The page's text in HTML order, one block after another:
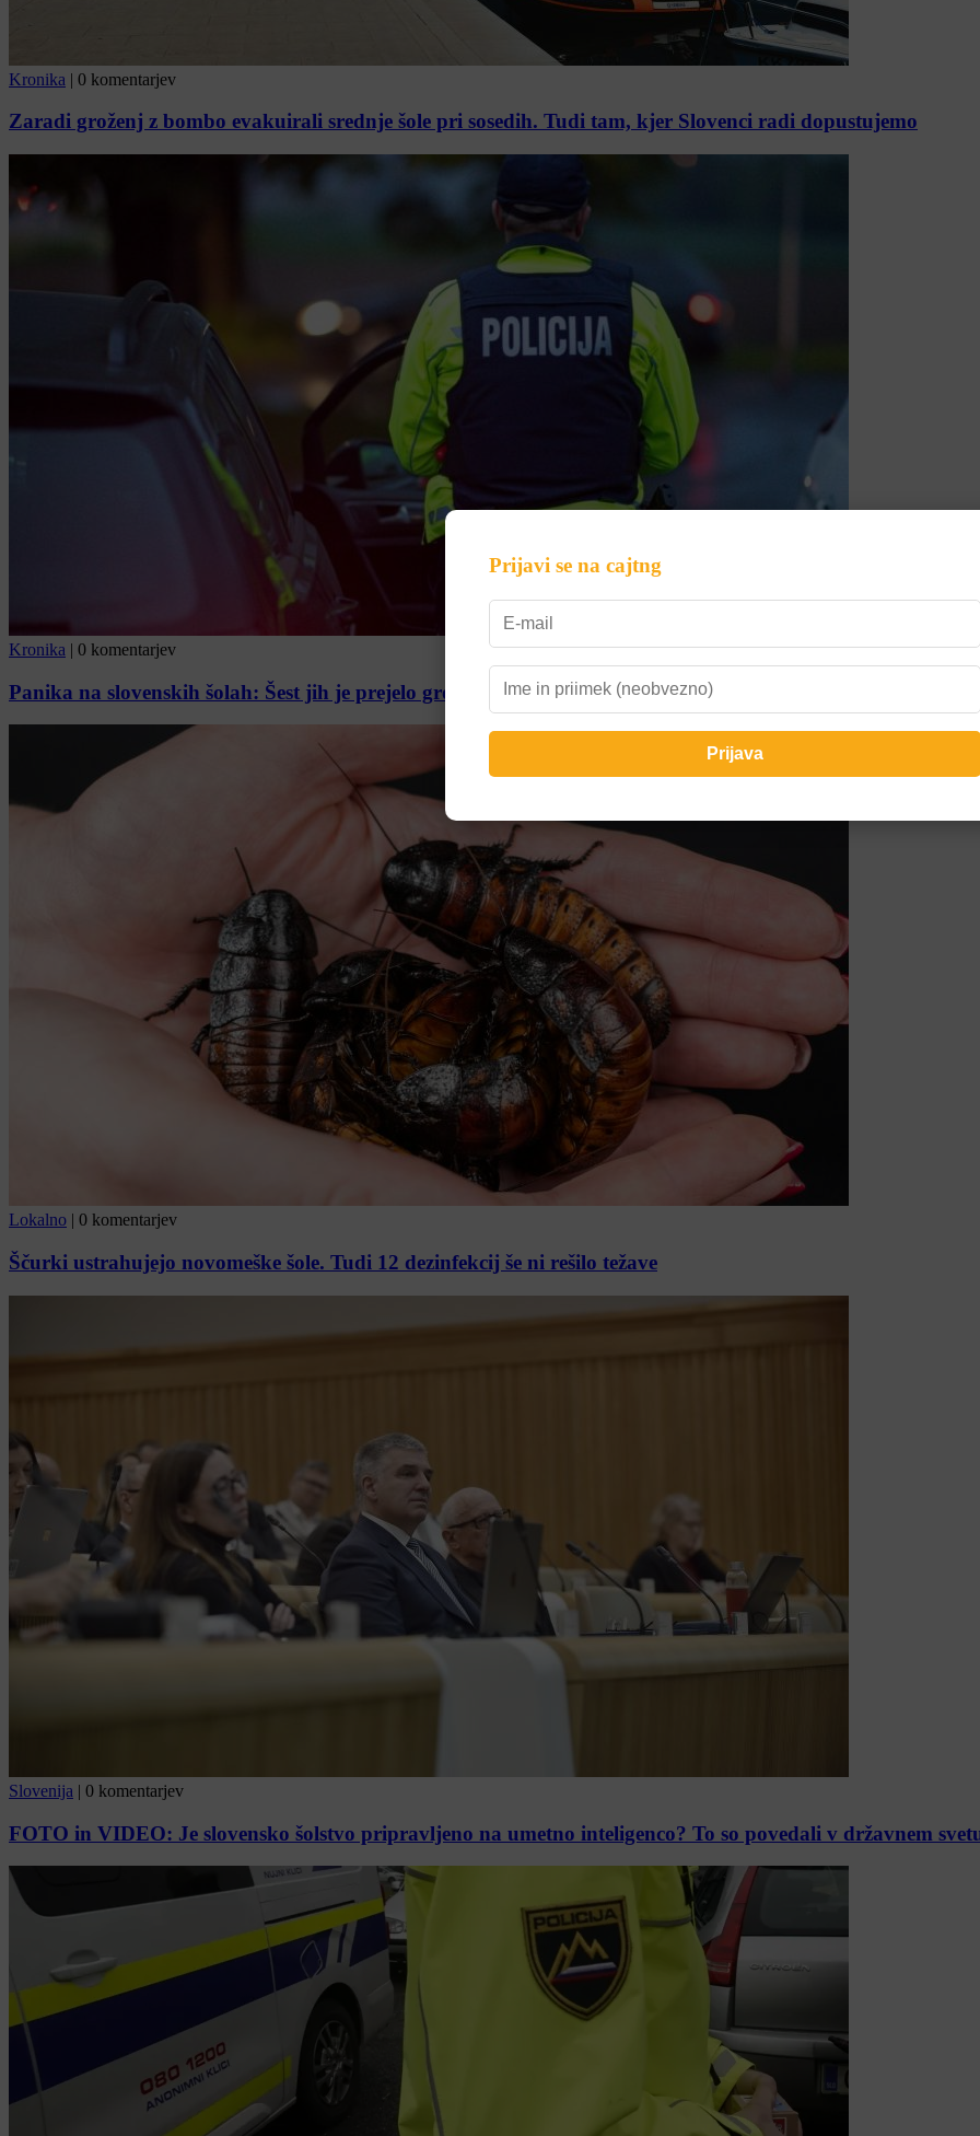
Kronika | 0 komentarjev
Zaradi groženj z bombo evakuirali srednje šole pri sosedih. Tudi tam, kjer Slovenci radi dopustujemo
Kronika | 0 komentarjev
Panika na slovenskih šolah: Šest jih je prejelo grožnje, policija sprožila vse nujne ukrepe
Lokalno 0 komentarjev
Ščurki ustrahujejo novomeške šole. Tudi 12 dezinfekcij še ni rešilo težave
Slovenija | 0 komentarjev
FOTO in VIDEO: Je slovensko šolstvo pripravljeno na umetno inteligenco? To so povedali v državnem
Prijavi se na cajtng